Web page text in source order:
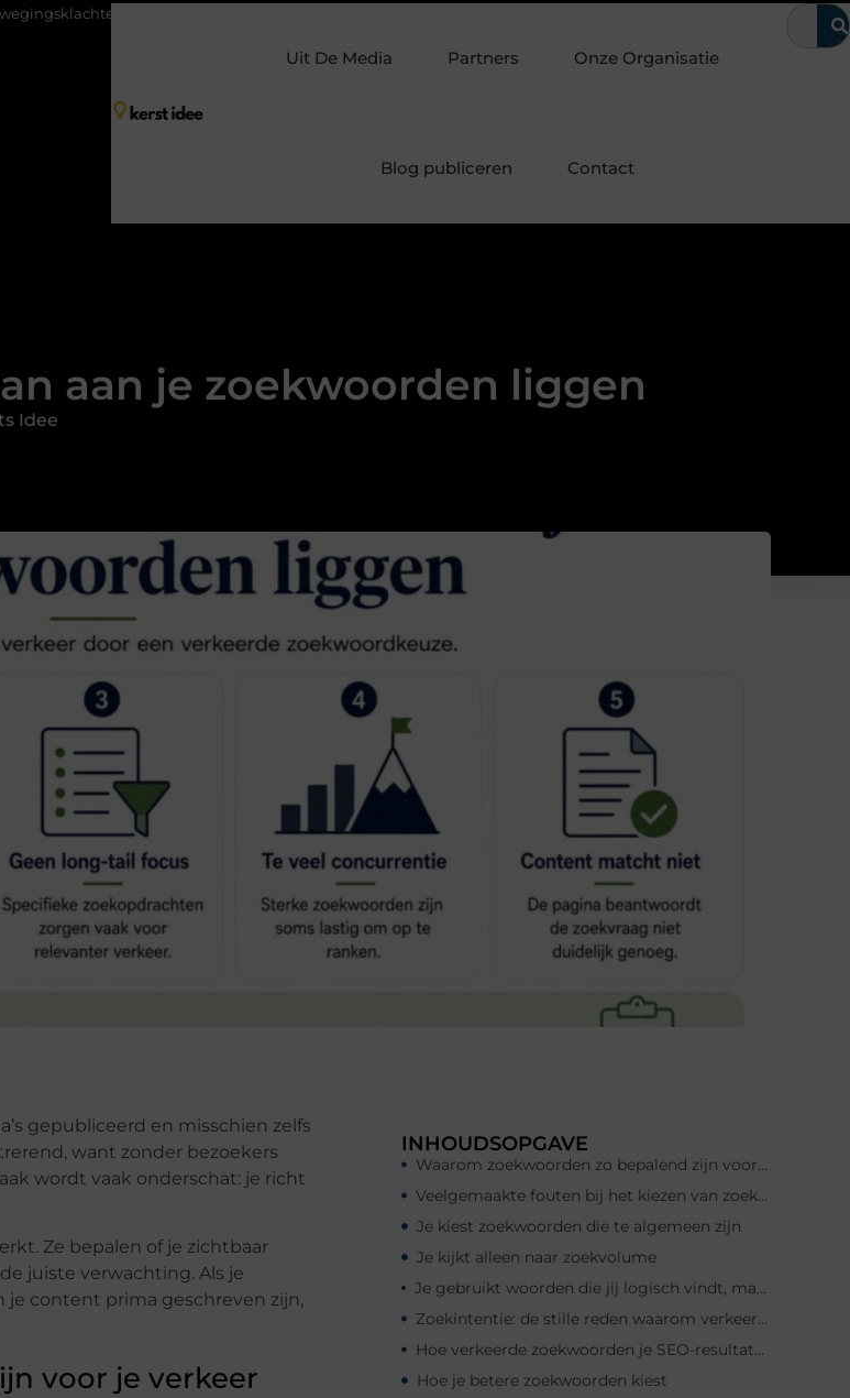
Vakantiechecklist om jouw woning veilig achter te laten Waarom kerntrekbeveiliging onmisbaar is
Uit De Media Partners Onze Organisatie
Blog publiceren Contact
aan je zoekwoorden liggen
Idee
gepubliceerd en misschien zelfs
want zonder bezoekers
wordt vaak onderschat: je richt
Ze bepalen of je zichtbaar
juiste verwachting. Als je
content prima geschreven zijn,
voor je verkeer
INHOUDSOPGAVE
Waarom zoekwoorden zo bepalend zijn voor je verkeer
Veelgemaakte fouten bij het kiezen van zoekwoorden
Je kiest zoekwoorden die te algemeen zijn
Je kijkt alleen naar zoekvolume
Je gebruikt woorden die jij logisch vindt, maar je doelgroep niet
Zoekintentie: de stille reden waarom verkeer uitblijft
Hoe verkeerde zoekwoorden je SEO-resultaten remmen
Hoe je betere zoekwoorden kiest